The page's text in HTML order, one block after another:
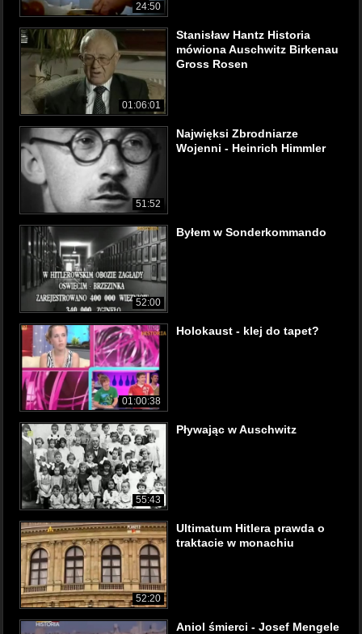
24:50
01:06:01
Stanisław Hantz Historia
mówiona Auschwitz Birkenau
Gross Rosen
51:52
Najwięksi Zbrodniarze
Wojenni - Heinrich Himmler
52:00
Byłem w Sonderkommando
01:00:38
Holokaust - klej do tapet?
55:43
Pływając w Auschwitz
52:20
Ultimatum Hitlera prawda o
traktacie w monachiu
Aniol śmierci - Josef Mengele